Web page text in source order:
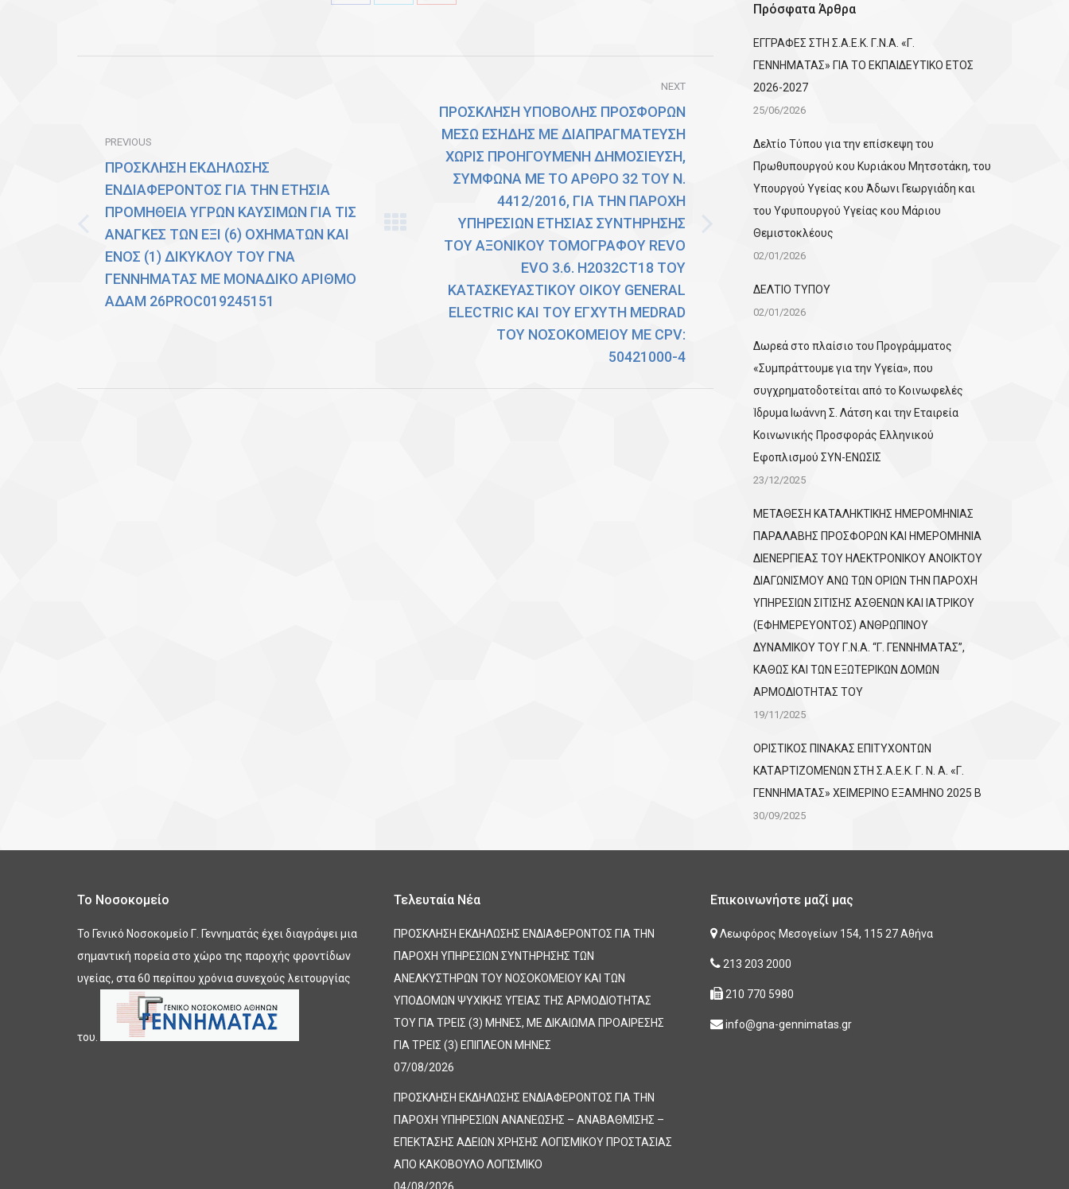
PREVIOUS
Previous
post:
ΠΡΟΣΚΛΗΣΗ ΕΚΔΗΛΩΣΗΣ
ΕΝΔΙΑΦΕΡΟΝΤΟΣ ΓΙΑ ΤΗΝ ΕΤΗΣΙΑ
ΠΡΟΜΗΘΕΙΑ ΥΓΡΩΝ ΚΑΥΣΙΜΩΝ ΓΙΑ ΤΙΣ
ΑΝΑΓΚΕΣ ΤΩΝ ΕΞΙ (6) ΟΧΗΜΑΤΩΝ ΚΑΙ
ΕΝΟΣ (1) ΔΙΚΥΚΛΟΥ ΤΟΥ ΓΝΑ
ΓΕΝΝΗΜΑΤΑΣ ΜΕ ΜΟΝΑΔΙΚΟ ΑΡΙΘΜΟ
ΑΔΑΜ 26PROC019245151
NEXT
ΠΡΟΣΚΛΗΣΗ ΥΠΟΒΟΛΗΣ ΠΡΟΣΦΟΡΩΝ
ΜΕΣΩ ΕΣΗΔΗΣ ΜΕ ΔΙΑΠΡΑΓΜΑΤΕΥΣΗ
ΧΩΡΙΣ ΠΡΟΗΓΟΥΜΕΝΗ ΔΗΜΟΣΙΕΥΣΗ,
ΣΥΜΦΩΝΑ ΜΕ ΤΟ ΑΡΘΡΟ 32 ΤΟΥ Ν.
4412/2016, ΓΙΑ ΤΗΝ ΠΑΡΟΧΗ
ΥΠΗΡΕΣΙΩΝ ETHΣΙΑΣ ΣΥΝΤΗΡΗΣΗΣ
ΤΟΥ ΑΞΟΝΙΚΟΥ ΤΟΜΟΓΡΑΦΟΥ REVO
EVO 3.6. H2032CT18 ΤΟΥ
ΚΑΤΑΣΚΕΥΑΣΤΙΚΟΥ ΟΙΚΟΥ GENERAL
ELECTRIC ΚΑΙ ΤΟΥ ΕΓΧΥΤΗ MEDRAD
ΤΟΥ ΝΟΣΟΚΟΜΕΙΟΥ ΜΕ CPV:
50421000-4
Πρόσφατα Άρθρα
ΕΓΓΡΑΦΕΣ ΣΤΗ Σ.Α.Ε.Κ. Γ.Ν.Α. «Γ.
ΓΕΝΝΗΜΑΤΑΣ» ΓΙΑ ΤΟ ΕΚΠΑΙΔΕΥΤΙΚΟ ΕΤΟΣ
2026-2027
25/06/2026
Δελτίο Τύπου για την επίσκεψη του
Πρωθυπουργού κου Κυριάκου Μητσοτάκη, του
Υπουργού Υγείας κου Άδωνι Γεωργιάδη και
του Υφυπουργού Υγείας κου Μάριου
Θεμιστοκλέους
02/01/2026
ΔΕΛΤΙΟ ΤΥΠΟΥ
02/01/2026
Δωρεά στο πλαίσιο του Προγράμματος
«Συμπράττουμε για την Υγεία», που
συγχρηματοδοτείται από το Κοινωφελές
Ίδρυμα Ιωάννη Σ. Λάτση και την Εταιρεία
Κοινωνικής Προσφοράς Ελληνικού
Εφοπλισμού ΣΥΝ-ΕΝΩΣΙΣ
23/12/2025
ΜΕΤΑΘΕΣΗ ΚΑΤΑΛΗΚΤΙΚΗΣ ΗΜΕΡΟΜΗΝΙΑΣ
ΠΑΡΑΛΑΒΗΣ ΠΡΟΣΦΟΡΩΝ ΚΑΙ ΗΜΕΡΟΜΗΝΙΑ
ΔΙΕΝΕΡΓΙΕΑΣ ΤΟΥ ΗΛΕΚΤΡΟΝΙΚΟΥ ΑΝΟΙΚΤΟΥ
ΔΙΑΓΩΝΙΣΜΟΥ ΑΝΩ ΤΩΝ ΟΡΙΩΝ ΤΗΝ ΠΑΡΟΧΗ
ΥΠΗΡΕΣΙΩΝ ΣΙΤΙΣΗΣ ΑΣΘΕΝΩΝ ΚΑΙ ΙΑΤΡΙΚΟΥ
(ΕΦΗΜΕΡΕΥΟΝΤΟΣ) ΑΝΘΡΩΠΙΝΟΥ
ΔΥΝΑΜΙΚΟΥ ΤΟΥ Γ.Ν.Α. “Γ. ΓΕΝΝΗΜΑΤΑΣ”,
ΚΑΘΩΣ ΚΑΙ ΤΩΝ ΕΞΩΤΕΡΙΚΩΝ ΔΟΜΩΝ
ΑΡΜΟΔΙΟΤΗΤΑΣ ΤΟΥ
19/11/2025
ΟΡΙΣΤΙΚΟΣ ΠΙΝΑΚΑΣ ΕΠΙΤΥΧΟΝΤΩΝ
KATΑΡΤΙΖΟΜΕΝΩΝ ΣΤΗ Σ.Α.Ε.Κ. Γ. Ν. Α. «Γ.
ΓΕΝΝΗΜΑΤΑΣ» ΧΕΙΜΕΡΙΝΟ ΕΞΑΜΗΝΟ 2025 Β
30/09/2025
Το Νοσοκομείο
Το Γενικό Νοσοκομείο Γ. Γεννηματάς έχει διαγράψει μια
σημαντική πορεία στο χώρο της παροχής φροντίδων
υγείας, στα 60 περίπου χρόνια συνεχούς λειτουργίας
του.
Τελευταία Νέα
ΠΡΟΣΚΛΗΣΗ ΕΚΔΗΛΩΣΗΣ ΕΝΔΙΑΦΕΡΟΝΤΟΣ ΓΙΑ ΤΗΝ
ΠΑΡΟΧΗ ΥΠΗΡΕΣΙΩΝ ΣΥΝΤΗΡΗΣΗΣ ΤΩΝ
ΑΝΕΛΚΥΣΤΗΡΩΝ ΤΟΥ ΝΟΣΟΚΟΜΕΙΟΥ ΚΑΙ ΤΩΝ
ΥΠΟΔΟΜΩΝ ΨΥΧΙΚΗΣ ΥΓΕΙΑΣ ΤΗΣ ΑΡΜΟΔΙΟΤΗΤΑΣ
ΤΟΥ ΓΙΑ ΤΡΕΙΣ (3) ΜΗΝΕΣ, ΜΕ ΔΙΚΑΙΩΜΑ ΠΡΟΑΙΡΕΣΗΣ
ΓΙΑ ΤΡΕΙΣ (3) ΕΠΙΠΛΕΟΝ ΜΗΝΕΣ
07/08/2026
ΠΡΟΣΚΛΗΣΗ ΕΚΔΗΛΩΣΗΣ ΕΝΔΙΑΦΕΡΟΝΤΟΣ ΓΙΑ ΤΗΝ
ΠΑΡΟΧΗ ΥΠΗΡΕΣΙΩΝ ΑΝΑΝΕΩΣΗΣ – ΑΝΑΒΑΘΜΙΣΗΣ –
ΕΠΕΚΤΑΣΗΣ ΑΔΕΙΩΝ ΧΡΗΣΗΣ ΛΟΓΙΣΜΙΚΟΥ ΠΡΟΣΤΑΣΙΑΣ
ΑΠΟ ΚΑΚΟΒΟΥΛΟ ΛΟΓΙΣΜΙΚΟ
Επικοινωνήστε μαζί μας
Λεωφόρος Μεσογείων 154, 115 27 Αθήνα
213 203 2000
210 770 5980
info@gna-gennimatas.gr